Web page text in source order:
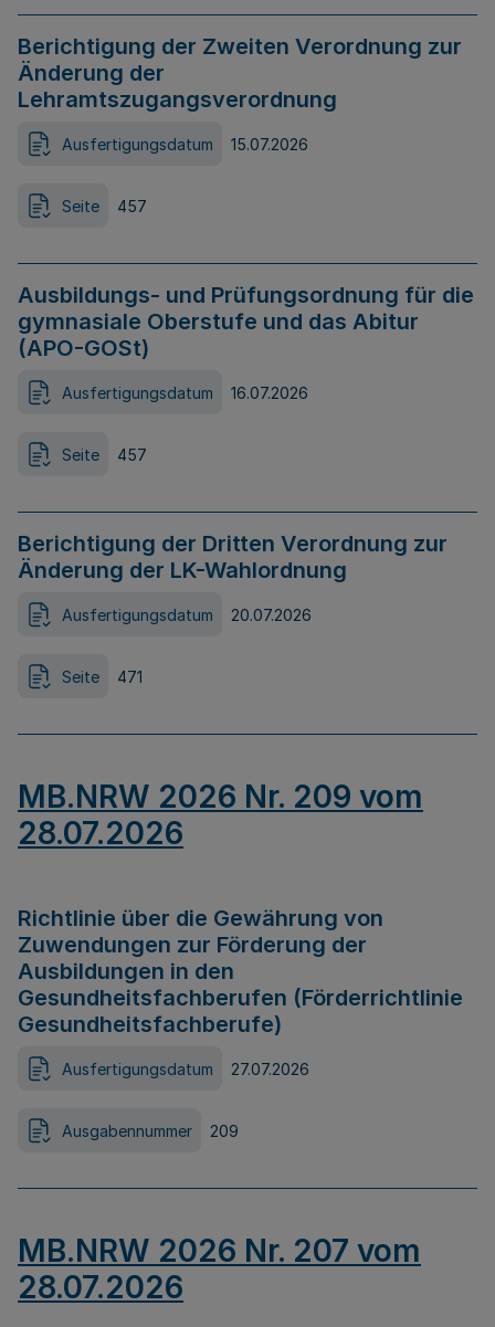
Berichtigung der Zweiten Verordnung zur
Änderung der
Lehramtszugangsverordnung
Ausfertigungsdatum 15.07.2026
Seite 457
Ausbildungs- und Prüfungsordnung für die
gymnasiale Oberstufe und das Abitur
(APO-GOSt)
Ausfertigungsdatum 16.07.2026
Seite 457
Berichtigung der Dritten Verordnung zur
Änderung der LK-Wahlordnung
Ausfertigungsdatum 20.07.2026
Seite 471
MB.NRW 2026 Nr. 209 vom
28.07.2026
Richtlinie über die Gewährung von
Zuwendungen zur Förderung der
Ausbildungen in den
Gesundheitsfachberufen (Förderrichtlinie
Gesundheitsfachberufe)
Ausfertigungsdatum 27.07.2026
Ausgabennummer 209
MB.NRW 2026 Nr. 207 vom
28.07.2026